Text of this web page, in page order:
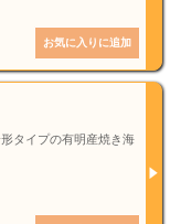
タイプの有明産焼き海